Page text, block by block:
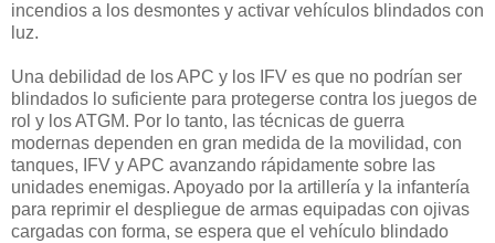
incendios a los desmontes y activar vehículos blindados con
luz.
Una debilidad de los APC y los IFV es que no podrían ser
blindados lo suficiente para protegerse contra los juegos de
rol y los ATGM. Por lo tanto, las técnicas de guerra
modernas dependen en gran medida de la movilidad, con
tanques, IFV y APC avanzando rápidamente sobre las
unidades enemigas. Apoyado por la artillería y la infantería
para reprimir el despliegue de armas equipadas con ojivas
cargadas con forma, se espera que el vehículo blindado